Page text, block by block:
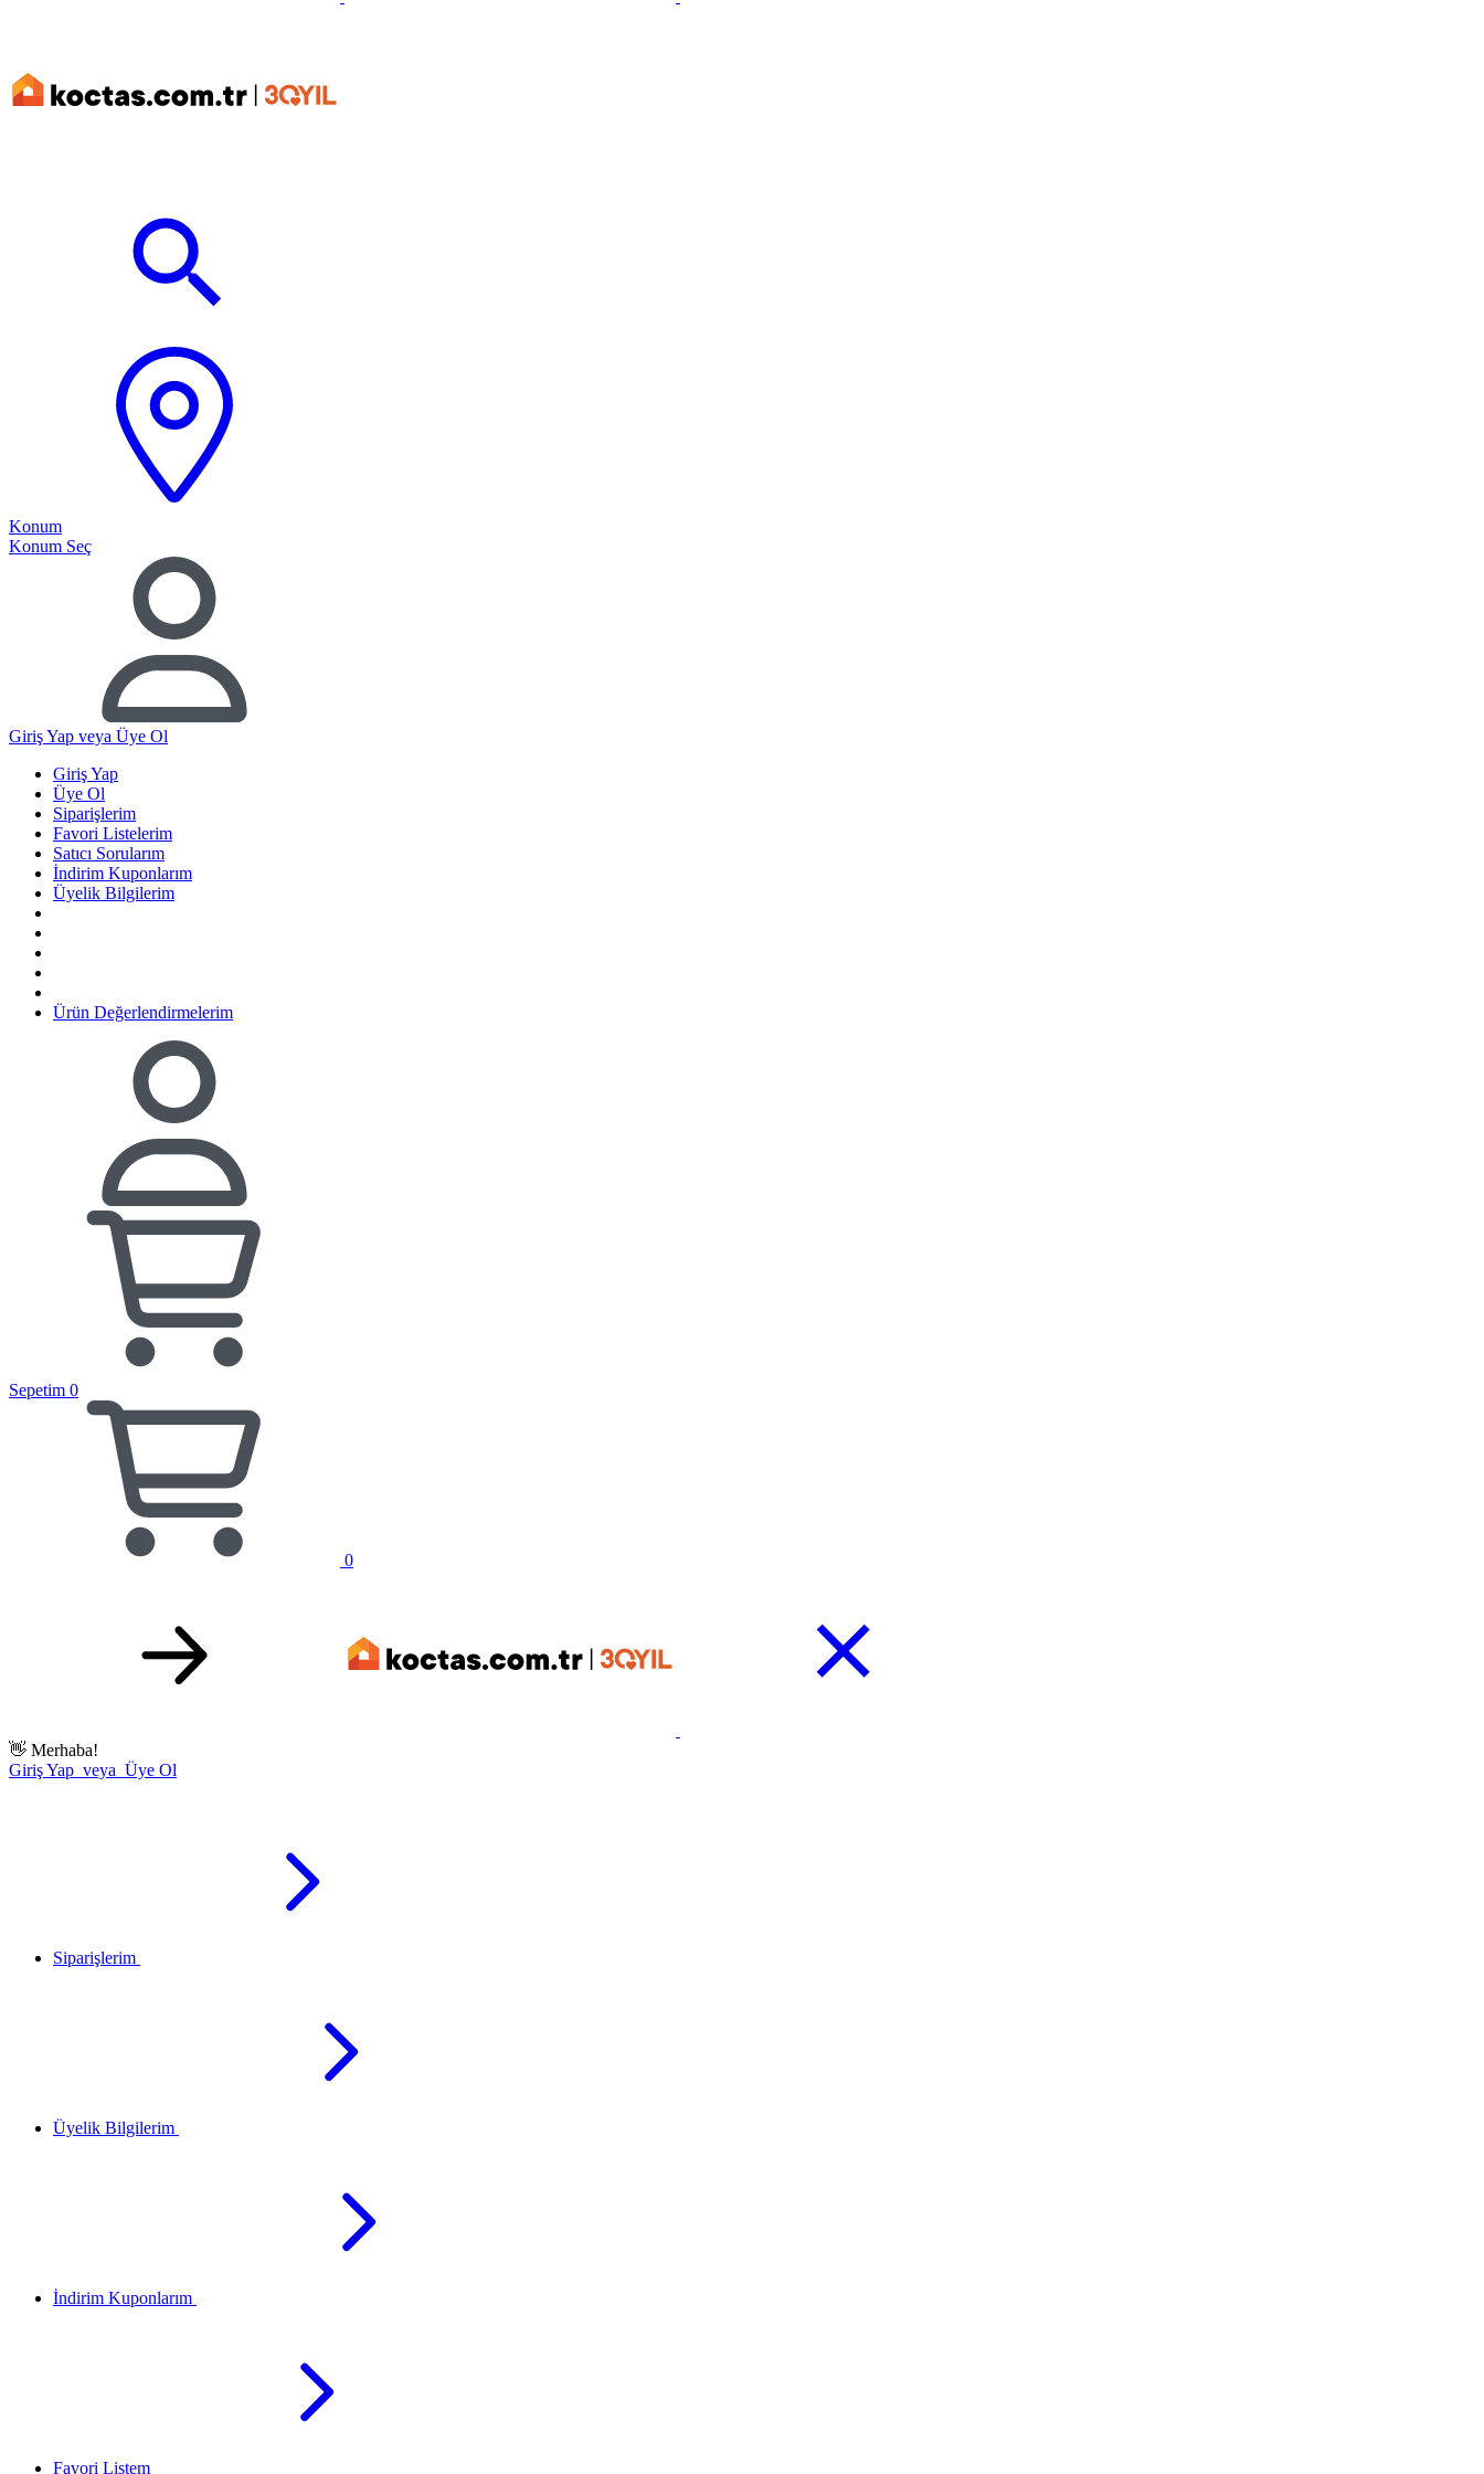
Konum
Konum Seç
Giriş Yap veya Üye Ol
Giriş Yap
Üye Ol
Siparişlerim
Favori Listelerim
Satıcı Sorularım
İndirim Kuponlarım
Üyelik Bilgilerim
Ürün Değerlendirmelerim
Sepetim 0
0
👋 Merhaba!
Giriş Yap veya Üye Ol
Siparişlerim
Üyelik Bilgilerim
İndirim Kuponlarım
Favori Listem